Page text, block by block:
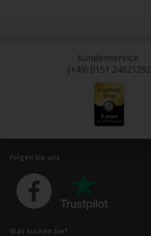
Kundenservice
(+49) 0151 24821292
Folgen Sie uns
Was suchen Sie?